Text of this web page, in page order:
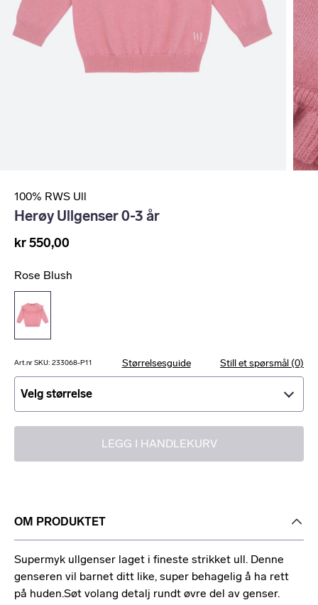
100% RWS Ull
Herøy Ullgenser 0-3 år
kr 550,00
Rose Blush
Art.nr SKU: 233068-P11 Størrelsesguide Still et spørsmål (0)
Velg størrelse
LEGG I HANDLEKURV
OM PRODUKTET
Supermyk ullgenser laget i fineste strikket ull. Denne
genseren vil barnet ditt like, super behagelig å ha rett
på huden.Søt volang detalj rundt øvre del av genser.